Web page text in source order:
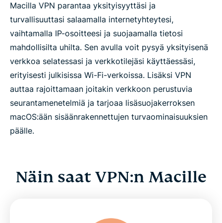
Macilla VPN parantaa yksityisyyttäsi ja
turvallisuuttasi salaamalla internetyhteytesi,
vaihtamalla IP-osoitteesi ja suojaamalla tietosi
mahdollisilta uhilta. Sen avulla voit pysyä yksityisenä
verkkoa selatessasi ja verkkotilejäsi käyttäessäsi,
erityisesti julkisissa Wi-Fi-verkoissa. Lisäksi VPN
auttaa rajoittamaan joitakin verkkoon perustuvia
seurantamenetelmiä ja tarjoaa lisäsuojakerroksen
macOS:ään sisäänrakennettujen turvaominaisuuksien
päälle.
Näin saat VPN:n Macille